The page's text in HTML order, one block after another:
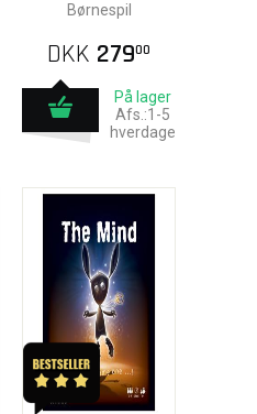
Børnespil
DKK 27900
På lager
Afs.:1-5
hverdage